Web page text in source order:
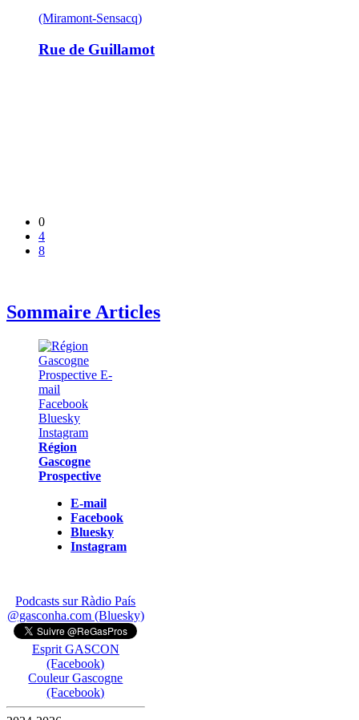
(Miramont-Sensacq)
Rue de Guillamot
0
4
8
Sommaire Articles
Région
Gascogne
Prospective
E-mail
Facebook
Bluesky
Instagram
Podcasts sur Ràdio País
@gasconha.com (Bluesky)
Esprit GASCON
(Facebook)
Couleur Gascogne
(Facebook)